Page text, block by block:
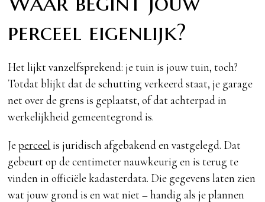
perceel eigenlijk?
Het lijkt vanzelfsprekend: je tuin is jouw tuin, toch?
Totdat blijkt dat de schutting verkeerd staat, je garage
net over de grens is geplaatst, of dat achterpad in
werkelijkheid gemeentegrond is.
Jeperceel is juridisch afgebakend en vastgelegd. Dat
gebeurt op de centimeter nauwkeurig en is terug te
vinden in officiële kadasterdata. Die gegevens laten zien
wat jouw grond is en wat niet – handig als je plannen